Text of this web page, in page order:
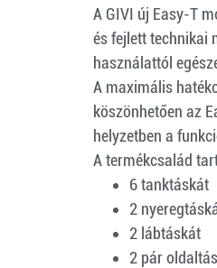
A GIVI új Easy-T
és fejlett technikai
használattól
A maximális
köszönhetően az
helyzetben a
A termékcsalád
6 tanktáskát
2
2 lábtáskát
2 pár